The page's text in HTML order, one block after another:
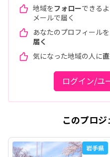
地域をフォローできるよ
メールで届く
あなたのプロフィール
届く
気になった地域の人に
ログイン/ユ
このプロ
岩手県